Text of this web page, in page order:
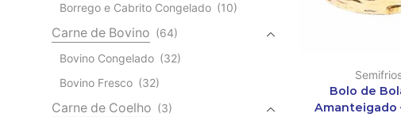
Bolo de
Amanteigado
Borrego e Cabrito Congelado (10)
Carne de Bovino (64)
Bovino Congelado (32)
Bovino Fresco (32)
Carne de Coelho (3)